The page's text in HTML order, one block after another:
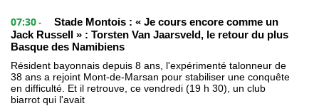
07:30 -
Stade Montois : « Je cours encore comme un
Jack Russell » : Torsten Van Jaarsveld, le retour du plus
Basque des Namibiens
Résident bayonnais depuis 8 ans, l'expérimenté talonneur de
38 ans a rejoint Mont-de-Marsan pour stabiliser une conquête
en difficulté. Et il retrouve, ce vendredi (19 h 30), un club
biarrot qui l'avait